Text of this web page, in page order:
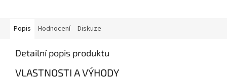
Popis Hodnocení Diskuze
Detailní popis produktu
VLASTNOSTI A VÝHODY